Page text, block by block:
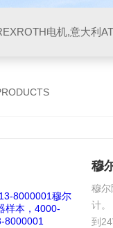
电机,意大利
穆
穆
计。
到